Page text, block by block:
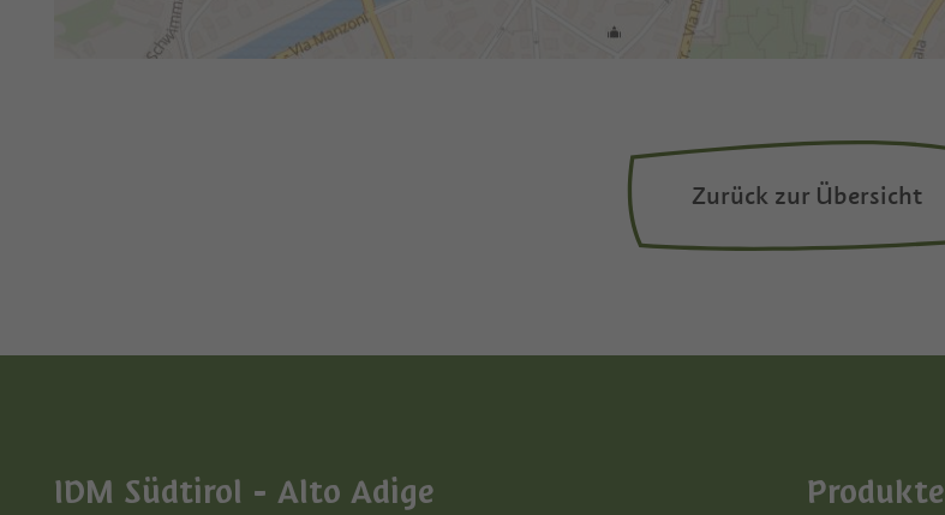
Zurück zur Übersicht
IDM Südtirol - Alto Adige Produkte